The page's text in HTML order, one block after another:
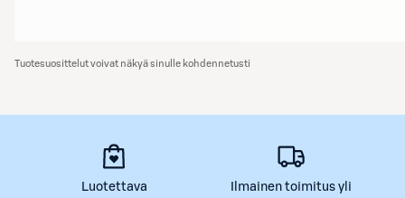
Tuotesuosittelut voivat näkyä sinulle kohdennetusti
Luotettava
Ilmainen toimitus yli